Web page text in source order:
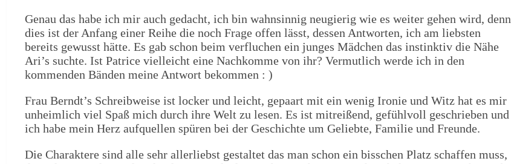
Genau das habe ich mir auch gedacht, ich bin wahnsinnig neugierig wie es weiter gehen wird, denn
dies ist der Anfang einer Reihe die noch Frage offen lässt, dessen Antworten, ich am liebsten
bereits gewusst hätte. Es gab schon beim verfluchen ein junges Mädchen das instinktiv die Nähe
Ari’s suchte. Ist Patrice vielleicht eine Nachkomme von ihr? Vermutlich werde ich in den
kommenden Bänden meine Antwort bekommen : )
Frau Berndt’s Schreibweise ist locker und leicht, gepaart mit ein wenig Ironie und Witz hat es mir
unheimlich viel Spaß mich durch ihre Welt zu lesen. Es ist mitreißend, gefühlvoll geschrieben und
ich habe mein Herz aufquellen spüren bei der Geschichte um Geliebte, Familie und Freunde.
Die Charaktere sind alle sehr allerliebst gestaltet das man schon ein bisschen Platz schaffen muss,